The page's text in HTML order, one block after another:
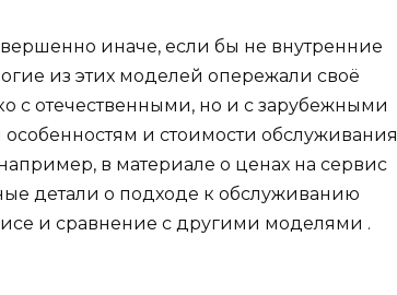
иначе, если бы не внутренние
из этих моделей опережали своё
с отечественными, но и с зарубежными
особенностям и стоимости обслуживания
в материале о ценах на сервис
детали о подходе к обслуживанию
и сравнение с другими моделями .